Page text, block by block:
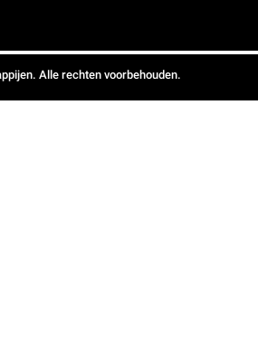
Alle rechten voorbehouden.